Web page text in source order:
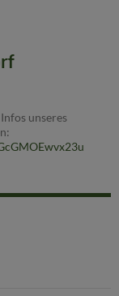
unseres